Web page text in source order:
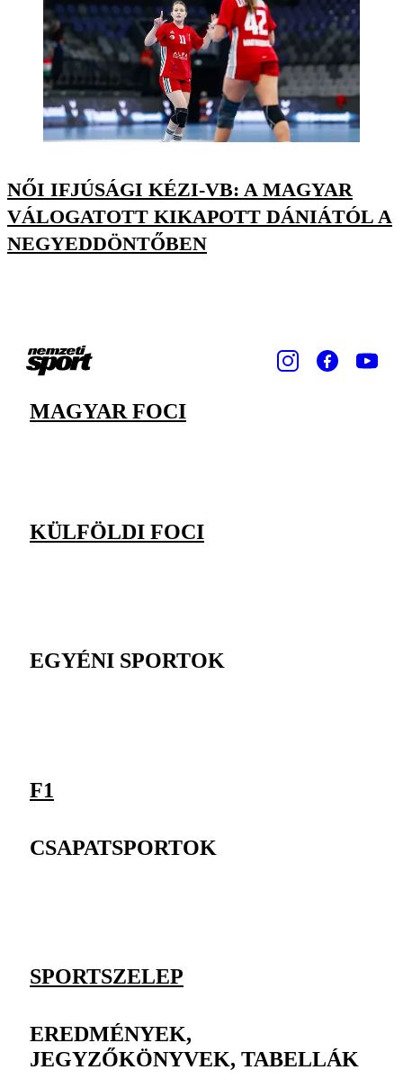
NŐI IFJÚSÁGI KÉZI-VB: A MAGYAR
VÁLOGATOTT KIKAPOTT DÁNIÁTÓL A
NEGYEDDÖNTŐBEN
MAGYAR FOCI
KÜLFÖLDI FOCI
EGYÉNI SPORTOK
F1
CSAPATSPORTOK
SPORTSZELEP
EREDMÉNYEK,
JEGYZŐKÖNYVEK, TABELLÁK